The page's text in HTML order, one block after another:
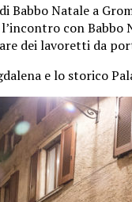
Natale a
con
dei lavoretti da
e lo storico